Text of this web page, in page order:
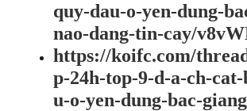
quy-dau-o-yen-dung-
nao-dang-tin-cay/
https://koifc.com/
p-24h-top-9-d-a-ch-
u-o-yen-dung-bac-